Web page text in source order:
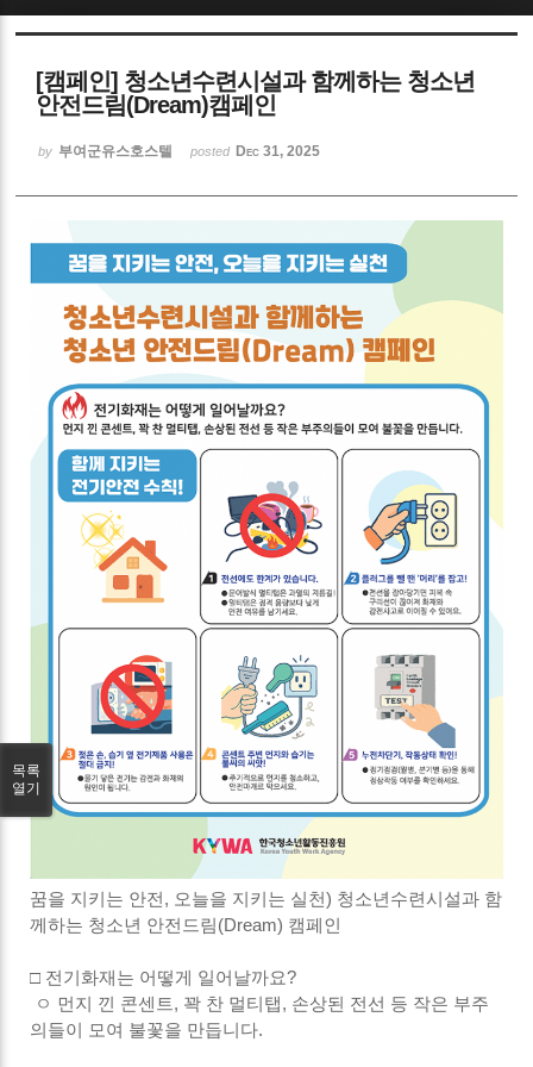
[캠페인] 청소년수련시설과 함께하는 청소년
안전드림(Dream)캠페인
by 부여군유스호스텔 posted Dec 31, 2025
꿈을 지키는 안전, 오늘을 지키는 실천) 청소년수련시설과 함
께하는 청소년 안전드림(Dream) 캠페인
□ 전기화재는 어떻게 일어날까요?
ㅇ 먼지 낀 콘센트, 꽉 찬 멀티탭, 손상된 전선 등 작은 부주
의들이 모여 불꽃을 만듭니다.
목록
열기
Sketchbook5, 스케치북5
Sketchbook5, 스케치북5